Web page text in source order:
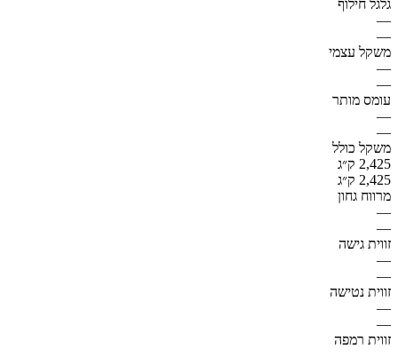
גלגל חילוף
—
—
משקל עצמי
—
—
עומס מותר
—
—
משקל כולל
2,425 ק״ג
2,425 ק״ג
מרווח גחון
—
—
זווית גישה
—
—
זווית נטישה
—
—
זווית רמפה